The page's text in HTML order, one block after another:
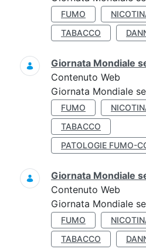
FUMO
TABACCO
Giornata Mondiale
Contenuto Web
Giornata Mondiale
FUMO
TABACCO
PATOLOGIE FUMO-
Giornata Mondiale
Contenuto Web
Giornata Mondiale
FUMO
TABACCO